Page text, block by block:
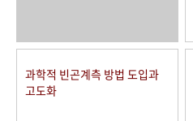
과학적 빈곤계측 방법 도입과
고도화